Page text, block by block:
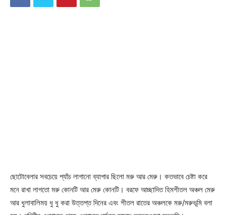
ছোটোবেলার সবচেয়ে প্যাঁচ লাগানো ব্যাপার ছিলো মরু আর মেরু। কতভাবে চেষ্টা করে
মনে রাখা লাগতো মরু কোনটি আর মেরু কোনটি। বরফে আচ্ছাদিত হিমশীতল অঞ্চল মেরু
আর ধুলাবালিময় ধু ধু করা উত্তপ্ত দিনের এবং শীতল রাতের অঞ্চলকে মরু/মরুভূমি বলা